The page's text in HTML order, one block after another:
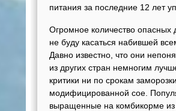
питания за последние 12 лет
Огромное количество опасных
не буду касаться набившей
Давно известно, что они
из других стран немногим
критики ни по срокам
модифицированной сое.
выращенные на комбикорме